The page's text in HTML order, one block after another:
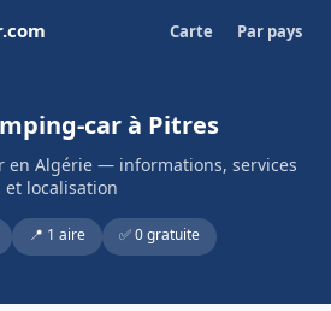
Carte Par pays
car à Pitres
en Algérie — informations, services
et localisation
📍 1 aire ✅ 0 gratuite